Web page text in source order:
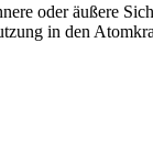
oder äußere
in den